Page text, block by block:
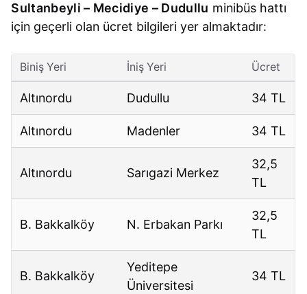
Sultanbeyli – Mecidiye – Dudullu minibüs hattı
için geçerli olan ücret bilgileri yer almaktadır:
Biniş Yeri İniş Yeri Ücret
Altınordu Dudullu 34 TL
Altınordu Madenler 34 TL
Altınordu Sarıgazi Merkez
32,5
TL
B. Bakkalköy N. Erbakan Parkı
32,5
TL
B. Bakkalköy
Yeditepe
Üniversitesi
34 TL